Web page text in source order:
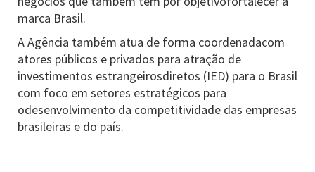
marca Brasil.
A Agência também atua de forma coordenadacom
atores públicos e privados para atração de
investimentos estrangeirosdiretos (IED) para o Brasil
com foco em setores estratégicos para
odesenvolvimento da competitividade das empresas
brasileiras e do país.